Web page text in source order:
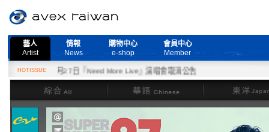
藝人
Artist
情報
News
購物中心
e-shop
會員中心
Member
HOTISSUE2月27日『Need More Live』演唱會取消公告
綜合
華語 東洋